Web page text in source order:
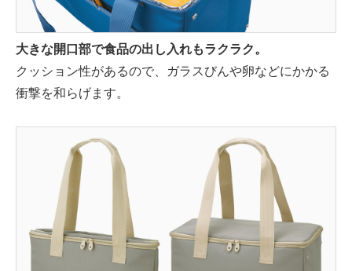
大きな開口部で食品の出し入れもラクラク。
クッション性があるので、ガラスびんや卵などにかかる
衝撃を和らげます。